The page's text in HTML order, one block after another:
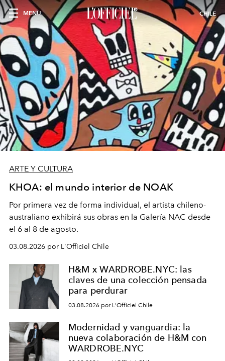
MENU CHILE
ARTE Y CULTURA
KHOA: el mundo interior de NOAK
Por primera vez de forma individual, el artista chileno-
australiano exhibirá sus obras en la Galería NAC desde
el 6 al 8 de agosto.
03.08.2026 por L'Officiel Chile
H&M x WARDROBE.NYC: las
claves de una colección pensada
para perdurar
03.08.2026 por L'Officiel Chile
Modernidad y vanguardia: la
nueva colaboración de H&M con
WARDROBE.NYC